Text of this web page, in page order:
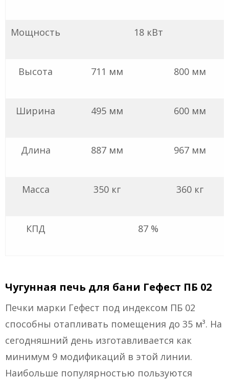
Мощность 18 кВт
Высота 711 мм 800 мм
Ширина 495 мм 600 мм
Длина 887 мм 967 мм
Масса 350 кг 360 кг
КПД 87 %
Чугунная печь для бани Гефест ПБ 02
Печки марки Гефест под индексом ПБ 02
способны отапливать помещения до 35 м³. На
сегодняшний день изготавливается как
минимум 9 модификаций в этой линии.
Наибольше популярностью пользуются